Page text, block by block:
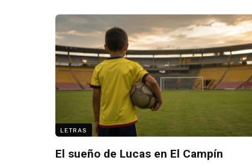
LETRAS
El sueño de Lucas en El Campín